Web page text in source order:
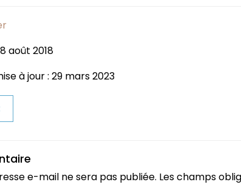
août 2018
à jour : 29 mars 2023
e-mail ne sera pas publiée. Les champs